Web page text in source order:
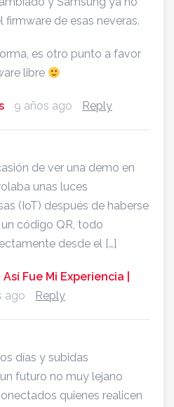
de esas neveras.
es otro punto a favor
libre
9 años ago Reply
de ver una demo en
unas luces
(IoT) después de haberse
código QR, todo
desde el […]
Fue Mi Experiencia |
ago Reply
días y subidas
futuro no muy lejano
quienes realicen